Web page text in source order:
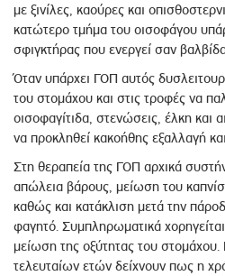
με ξινίλες, καούρες και
κατώτερο τμήμα του οισοφάγου
σφιγκτήρας που ενεργεί σαν
Όταν υπάρχει ΓΟΠ αυτός
του στομάχου και στις τροφές να
οισοφαγίτιδα, στενώσεις, έλκη και
να προκληθεί κακοήθης εξαλλαγή
Στη θεραπεία της ΓΟΠ αρχικά
απώλεια βάρους, μείωση του
καθώς και κατάκλιση μετά την
φαγητό. Συμπληρωματικά
μείωση της οξύτητας του
τελευταίων ετών δείχνουν πως η